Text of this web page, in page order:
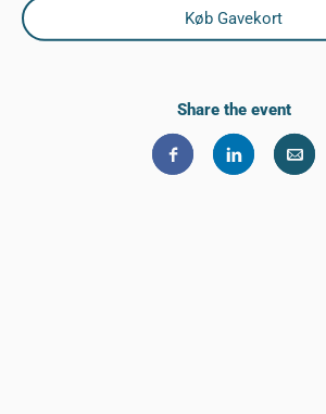
Køb Gavekort
Share the event